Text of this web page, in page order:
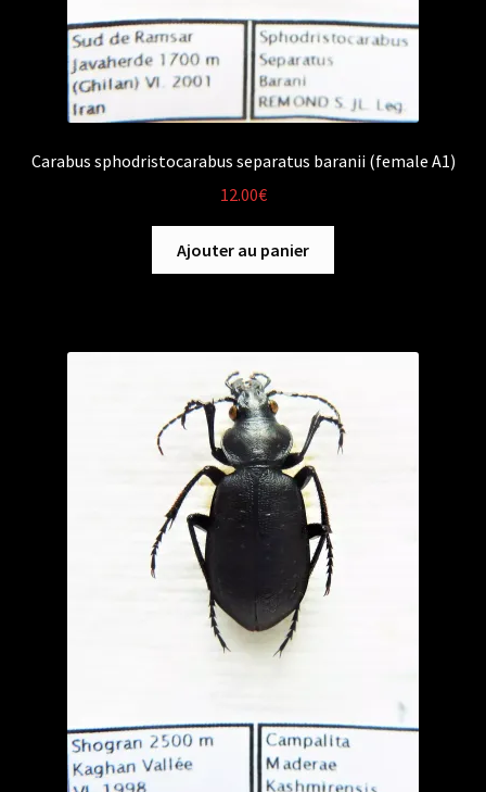
Carabus sphodristocarabus separatus baranii (female A1)
12.00€
Ajouter au panier